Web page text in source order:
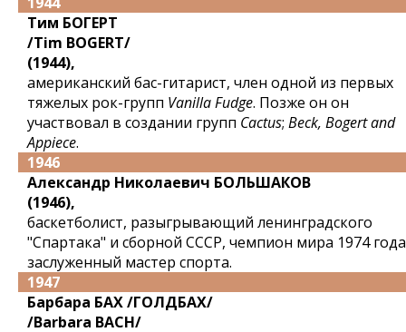
Тим БОГЕРТ
/Tim BOGERT/
(1944),
американский бас-гитарист, член одной из первых
тяжелых рок-групп Vanilla Fudge. Позже он он
участвовал в создании групп Cactus; Beck, Bogert and
Appiece.
1946
Александр Николаевич БОЛЬШАКОВ
(1946),
баскетболист, разыгрывающий ленинградского
"Спартака" и сборной СССР, чемпион мира 1974
заслуженный мастер спорта.
1947
Барбара БАХ /ГОЛДБАХ/
/Barbara BACH/